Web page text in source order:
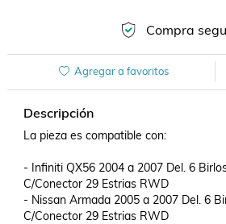
Compra
Agregar a favoritos
Descripción
La pieza es compatible con:
- Infiniti QX56 2004 a 2007 Del. 6
C/Conector 29 Estrias RWD
- Nissan Armada 2005 a 2007 Del. 6
C/Conector 29 Estrias RWD